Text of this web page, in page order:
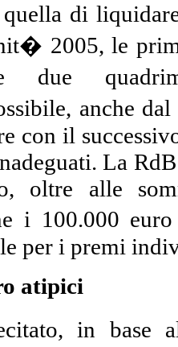
di
2005, le
due
anche
con il
La
oltre alle
i 100.000
per i premi
atipici
in base